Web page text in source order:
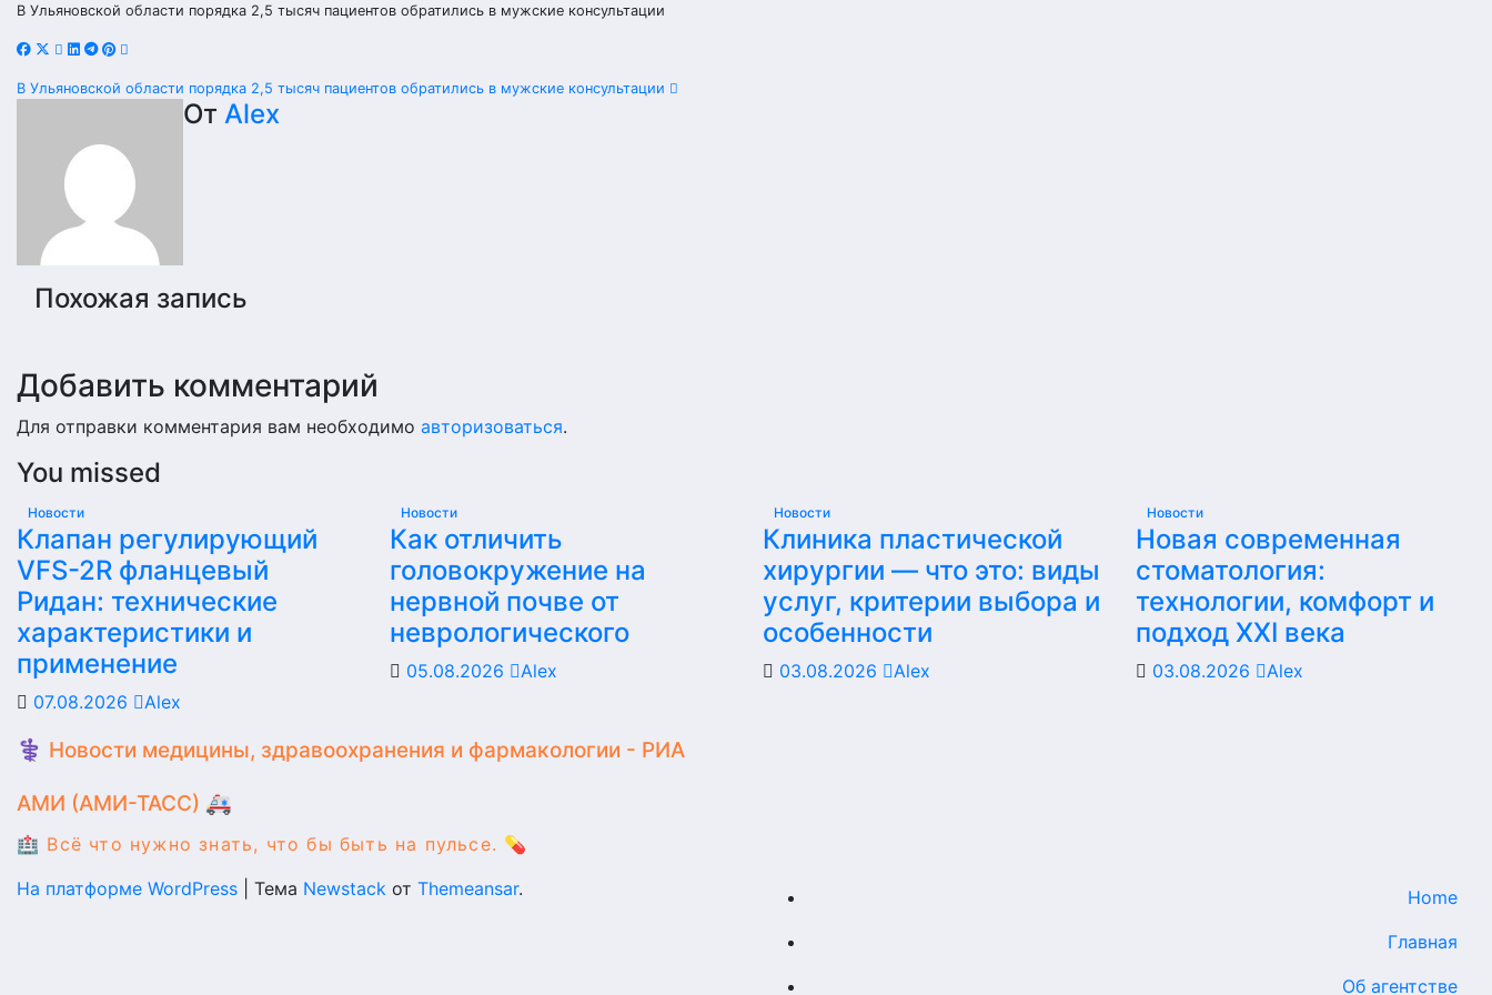
В Ульяновской области порядка 2,5 тысяч пациентов обратились в мужские консультации
Навигация
записям
В Ульяновской области порядка 2,5 тысяч пациентов обратились в мужские консультации
От Alex
Похожая запись
Добавить комментарий
Для отправки комментария вам необходимо авторизоваться.
You missed
Новости
Клапан регулирующий
VFS-2R фланцевый
Ридан: технические
характеристики и
применение
07.08.2026 Alex
Новости
Как отличить
головокружение на
нервной почве от
неврологического
05.08.2026 Alex
Новости
Клиника пластической
хирургии — что это: виды
услуг, критерии выбора и
особенности
03.08.2026 Alex
Новости
Новая современная
стоматология:
технологии, комфорт и
подход XXI века
03.08.2026 Alex
⚕️ Новости медицины, здравоохранения и фармакологии - РИА
АМИ (АМИ-ТАСС) 🚑
🏥 Всё что нужно знать, что бы быть на пульсе. 💊
На платформе WordPress
Тема Newstack от Themeansar.
Home
Главная
Об агентстве